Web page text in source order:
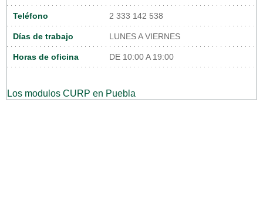
Teléfono 2 333 142 538
Días de trabajo LUNES A VIERNES
Horas de oficina DE 10:00 A 19:00
Los modulos CURP en Puebla